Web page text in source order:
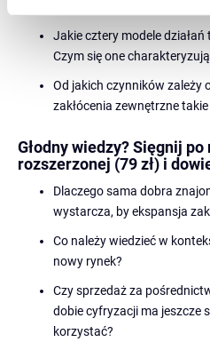
Jakie cztery modele
Czym się one
Od jakich czynników zależy
zakłócenia zewnętrzne
Głodny wiedzy? Sięgnij
rozszerzonej (79 zł) i
Dlaczego sama dobra
wystarcza, by ekspansja
Co należy wiedzieć w
nowy rynek?
Czy sprzedaż za
dobie cyfryzacji ma jeszcze
korzystać?